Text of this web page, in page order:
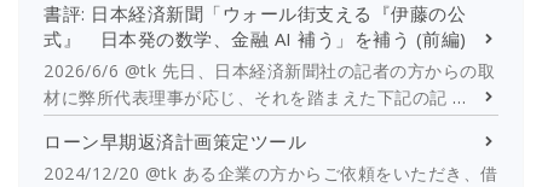
書評: 日本経済新聞「ウォール街支える『伊藤の公
式』 日本発の数学、金融 AI 補う」を補う (前編)
2026/6/6 @tk 先日、日本経済新聞社の記者の方からの取
材に弊所代表理事が応じ、それを踏まえた下記の記 …
ローン早期返済計画策定ツール
2024/12/20 @tk ある企業の方からご依頼をいただき、借